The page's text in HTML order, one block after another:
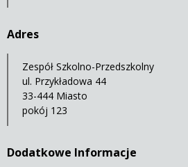
Adres
Zespół Szkolno-Przedszkolny
ul. Przykładowa 44
33-444 Miasto
pokój 123
Dodatkowe Informacje